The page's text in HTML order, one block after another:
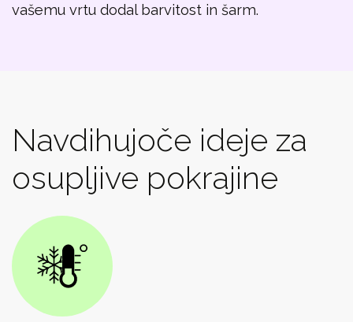
vašemu vrtu dodal barvitost in šarm.
Navdihujoče ideje za
osupljive pokrajine